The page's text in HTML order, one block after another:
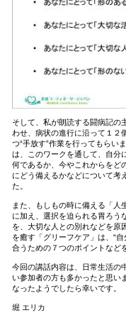
そして、私が朗読する闘病記の
わせ、病状の進行に沿って１２
つ“手放す”作業を行ってもらい
は、このワークを通して、自分
何であるか、今やこれからをど
にどう備えるかなどについて考
た。
また、もしもの時に備える「人
に加え、選択を迫られる胃ろう
を、大切な人との別れなどを原
を癒す「グリーフケア」は、“
合うための７つのポイントなど
今回の講話内容は、日常生活の
い参加者の方も多かったと思い
なったようでしたら幸いです。
堀 エリカ